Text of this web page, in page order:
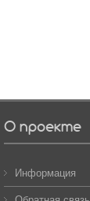
О проекте
Информация